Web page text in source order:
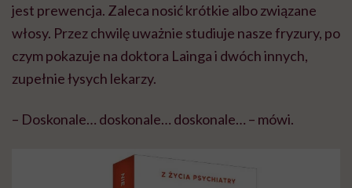
jest prewencja. Zaleca nosić krótkie albo związane
włosy. Przez chwilę uważnie studiuje nasze fryzury, po
czym pokazuje na doktora Lainga i dwóch innych,
zupełnie łysych lekarzy.
– Doskonale… doskonale… doskonale… – mówi.